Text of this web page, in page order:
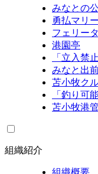
みなとの
勇払マリ
フェリー
港園亭
「立入禁
みなと出
苫小牧ク
「釣り可
苫小牧港
組織紹介
組織概要